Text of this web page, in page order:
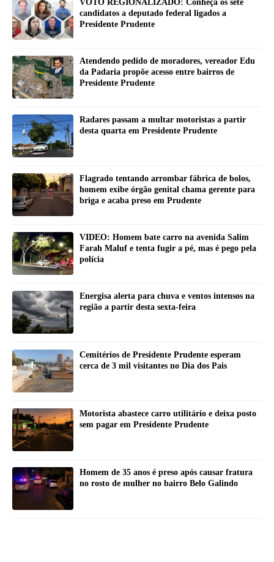
VOTO REGIONALIZADO: Conheça os sete
candidatos a deputado federal ligados a
Presidente Prudente
Atendendo pedido de moradores, vereador Edu
da Padaria propõe acesso entre bairros de
Presidente Prudente
Radares passam a multar motoristas a partir
desta quarta em Presidente Prudente
Flagrado tentando arrombar fábrica de bolos,
homem exibe órgão genital chama gerente para
briga e acaba preso em Prudente
VIDEO: Homem bate carro na avenida Salim
Farah Maluf e tenta fugir a pé, mas é pego pela
polícia
Energisa alerta para chuva e ventos intensos na
região a partir desta sexta-feira
Cemitérios de Presidente Prudente esperam
cerca de 3 mil visitantes no Dia dos Pais
Motorista abastece carro utilitário e deixa posto
sem pagar em Presidente Prudente
Homem de 35 anos é preso após causar fratura
no rosto de mulher no bairro Belo Galindo